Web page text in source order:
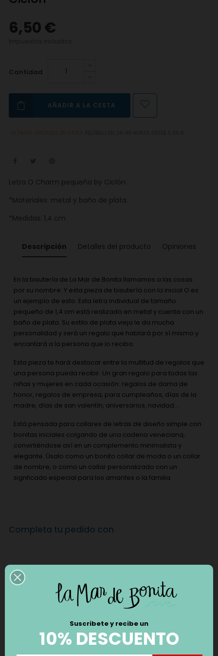
6,50 €
Cantidad
AÑADIR A LA CESTA
ÚLTIMAS UNIDADES EN STOCK
Letra O Charm pequeña by Ciclón
*Materiales: metal y baño de plata
*Medidas: 1,4 cm
Descripción Detalles del producto Opiniones
En la bisutería de La Mar de Bonita llamamos a las cosas
por su nombre. Y esta pieza de bisutería con la inicial O es
un ejemplo de esto. Esta letra individual de tamaño
pequeño de 1,4 cm está realizada en metal y cuenta con un
baño de plata. Su estilo de plata vieja le da mucha
personalidad y será un regalo que hablará por sí mismo y
encantará a la persona que lo reciba.
Esta pieza te hará destacar entre la multitud de regalos que
una persona pueda recibir. Un gran regalo para todas las
niñas y mujeres en cada ocasión: regalos de dama de
honor, regalos de empresa, para cumpleaños, días de la
madre, días de san valentín, aniversarios, navidad...
Está pensada para collares de letras de diseño simple con
bonitas iniciales colgando de una cadena veneciana,
convirtiéndose así en un complemento minimalista y
elegante. Úsalo como un bonito collar de moda o un collar
de nombre, o como un collar personalizado con un
signficado especial para los amantes o la familia.
Completa tu pedido con
10% DESCUENTO
Suscribete y recibe un